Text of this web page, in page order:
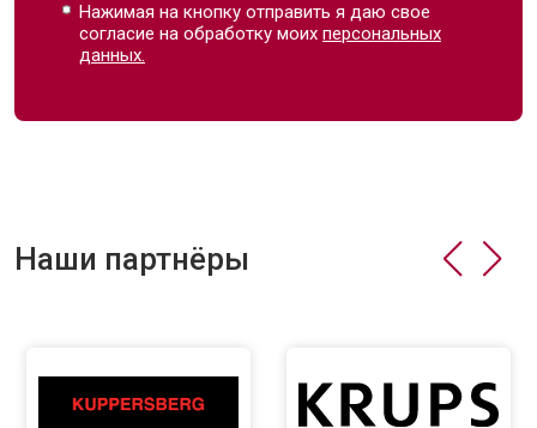
Нажимая на кнопку отправить я даю свое
согласие на обработку моихперсональных
данных.
Наши партнёры